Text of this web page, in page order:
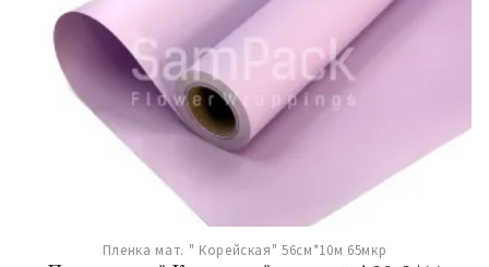
Пленка мат. " Корейская" 56см*10м 65мкр